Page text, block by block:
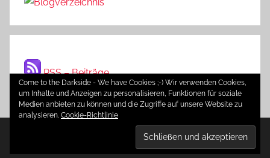
RSS – Beiträge
WordPress-Theme: Donovan von ThemeZee.
Come to the Darkside - We have Cookies ;-) Wir verwenden Cookies,
um Inhalte und Anzeigen zu personalisieren, Funktionen für soziale
Medien anbieten zu können und die Zugriffe auf unsere Website zu
analysieren. Cookie-Richtlinie